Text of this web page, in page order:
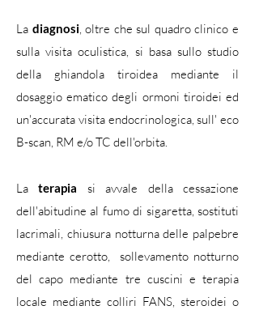
La diagnosi, oltre che sul quadro clinico e
sulla visita oculistica, si basa sullo studio
della ghiandola tiroidea mediante il
dosaggio ematico degli ormoni tiroidei ed
un'accurata visita endocrinologica, sull' eco
B-scan, RM e/o TC dell'orbita.
Laterapia
si avvale della cessazione
dell'abitudine al fumo di sigaretta, sostituti
lacrimali, chiusura notturna delle palpebre
mediante cerotto, sollevamento notturno
del capo mediante tre cuscini e terapia
locale mediante colliri FANS, steroidei o